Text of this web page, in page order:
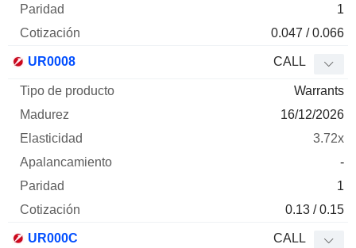
1
0.047 / 0.066
UR0008 CALL
Warrants
16/12/2026
3.72x
-
1
0.13 / 0.15
UR000C CALL